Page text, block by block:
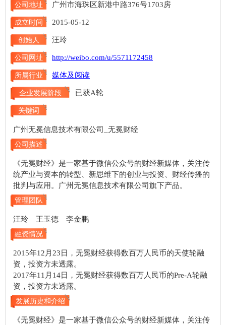
公司地址 广州市海珠区新港中路376号1703房
成立时间 2015-05-12
创始人 汪玲
公司网址 http://weibo.com/u/5571172458
所属行业 媒体及阅读
企业发展阶段 已获A轮
关键词
广州无冕信息技术有限公司_无冕财经
公司描述
《无冕财经》是一家基于微信公众号的财经新媒体，关注传
统产业与资本的转型、新思维下的创业与投资、财经传播的
批判与应用。广州无冕信息技术有限公司旗下产品。
管理团队
汪玲 王玉德 李金鹏
融资情况
2015年12月23日，无冕财经获得数百万人民币的天使轮融
资，投资方未透露。
2017年11月14日，无冕财经获得数百万人民币的Pre-A轮融
资，投资方未透露。
发展历史和介绍
《无冕财经》是一家基于微信公众号的财经新媒体，关注传